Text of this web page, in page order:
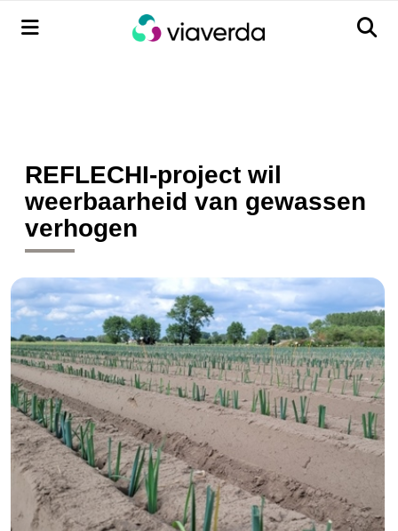
Menu Menu
REFLECHI-project wil
weerbaarheid van gewassen
verhogen